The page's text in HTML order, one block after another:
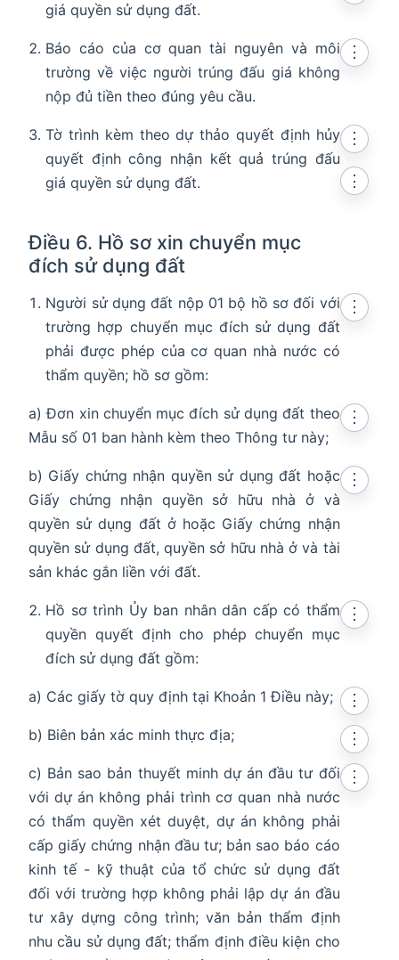
giá quyền sử dụng đất.
Báo cáo của cơ quan tài nguyên và môi
trường về việc người trúng đấu giá không
nộp đủ tiền theo đúng yêu cầu.
⋮
Tờ trình kèm theo dự thảo quyết định hủy
quyết định công nhận kết quả trúng đấu
giá quyền sử dụng đất.
⋮
Điều 6. Hồ sơ xin chuyển mục
đích sử dụng đất
⋮
Người sử dụng đất nộp 01 bộ hồ sơ đối với
trường hợp chuyển mục đích sử dụng đất
phải được phép của cơ quan nhà nước có
thẩm quyền; hồ sơ gồm:
⋮
a) Đơn xin chuyển mục đích sử dụng đất theo
Mẫu số 01 ban hành kèm theo Thông tư này;
⋮
b) Giấy chứng nhận quyền sử dụng đất hoặc
Giấy chứng nhận quyền sở hữu nhà ở và
quyền sử dụng đất ở hoặc Giấy chứng nhận
quyền sử dụng đất, quyền sở hữu nhà ở và tài
sản khác gắn liền với đất.
⋮
Hồ sơ trình Ủy ban nhân dân cấp có thẩm
quyền quyết định cho phép chuyển mục
đích sử dụng đất gồm:
⋮
a) Các giấy tờ quy định tại Khoản 1 Điều này;
⋮
b) Biên bản xác minh thực địa;
⋮
c) Bản sao bản thuyết minh dự án đầu tư đối
với dự án không phải trình cơ quan nhà nước
có thẩm quyền xét duyệt, dự án không phải
cấp giấy chứng nhận đầu tư; bản sao báo cáo
kinh tế - kỹ thuật của tổ chức sử dụng đất
đối với trường hợp không phải lập dự án đầu
tư xây dựng công trình; văn bản thẩm định
nhu cầu sử dụng đất; thẩm định điều kiện cho
⋮